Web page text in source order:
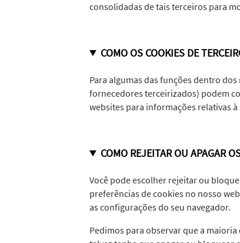
consolidadas de tais terceiros para
COMO OS COOKIES DE
Para algumas das funções dentro
fornecedores terceirizados) podem
websites para informações relativas
COMO REJEITAR OU APAGAR
Você pode escolher rejeitar ou
preferências de cookies no nosso
as configurações do seu navegador.
Pedimos para observar que a